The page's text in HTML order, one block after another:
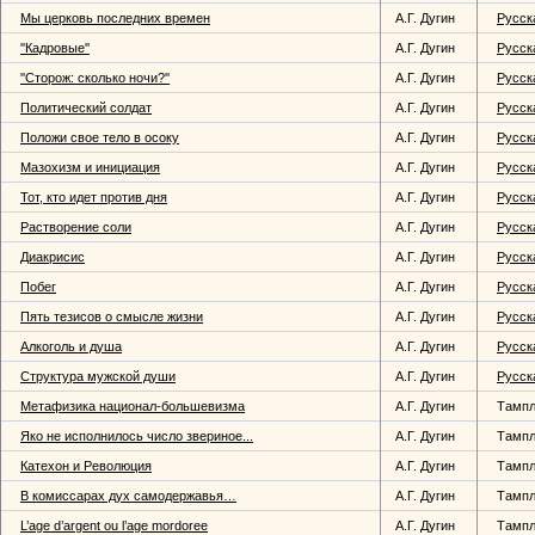
Мы церковь последних времен А.Г. Дугин
''Кадровые'' А.Г. Дугин
''Сторож: сколько ночи?'' А.Г. Дугин
Политический солдат А.Г. Дугин
Положи свое тело в осоку А.Г. Дугин
Мазохизм и инициация А.Г. Дугин
Тот, кто идет против дня А.Г. Дугин
Растворение соли А.Г. Дугин
Диакрисис А.Г. Дугин
Побег А.Г. Дугин
Пять тезисов о смысле жизни А.Г. Дугин
Алкоголь и душа А.Г. Дугин
Структура мужской души А.Г. Дугин
Метафизика национал-большевизма А.Г. Дугин
Яко не исполнилось число звериное... А.Г. Дугин
Катехон и Революция А.Г. Дугин
В комиссарах дух самодержавья… А.Г. Дугин
L’age d’argent ou l’age mordoree А.Г. Дугин